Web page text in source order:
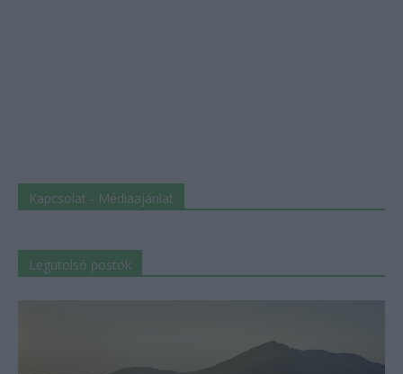
Kapcsolat - Médiaajánlat
Legutolsó postok